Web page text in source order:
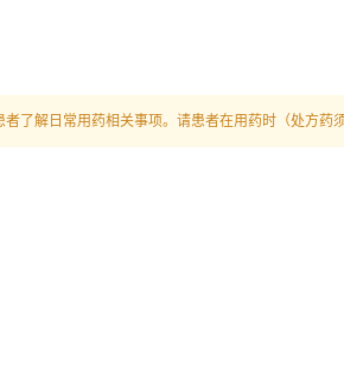
了解日常用药相关事项。请患者在用药时（处方药